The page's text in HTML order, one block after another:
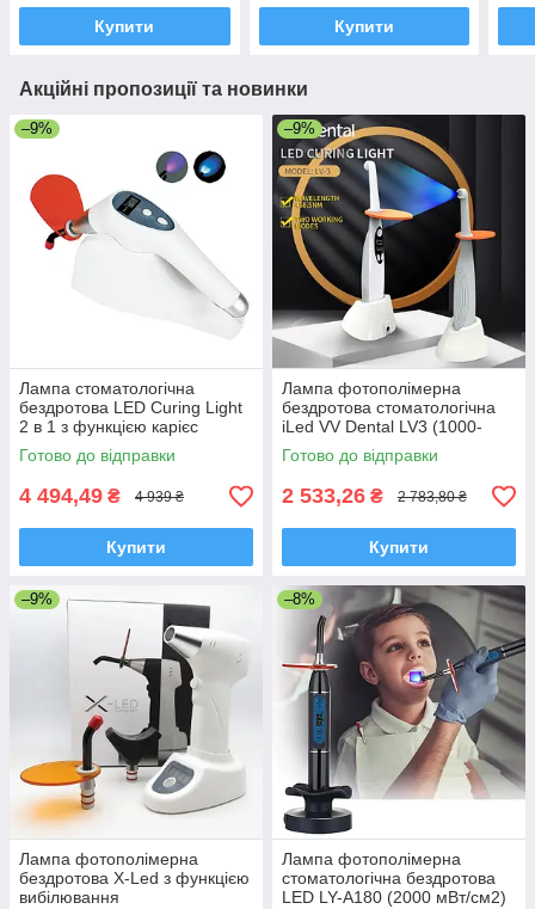
Купити Купити
Акційні пропозиції та новинки
–9%
Лампа стоматологічна
бездротова LED Curing Light
2 в 1 з функцією карієс
детектора 1200 — 2000 мВт/
см2
Готово до відправки
4 494,49 ₴ 4 939 ₴
Купити
–9%
Лампа фотополімерна
бездротова стоматологічна
iLed VV Dental LV3 (1000-
2200 мВт/см2) на підставці
Готово до відправки
2 533,26 ₴ 2 783,80 ₴
Купити
–9%
Лампа фотополімерна
бездротова X-Led з функцією
вибілювання
–8%
Лампа фотополімерна
стоматологічна бездротова
LED LY-A180 (2000 мВт/см2)